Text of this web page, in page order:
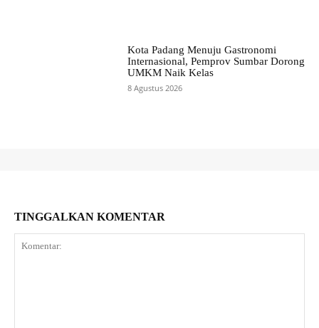
Kota Padang Menuju Gastronomi
Internasional, Pemprov Sumbar Dorong
UMKM Naik Kelas
8 Agustus 2026
TINGGALKAN KOMENTAR